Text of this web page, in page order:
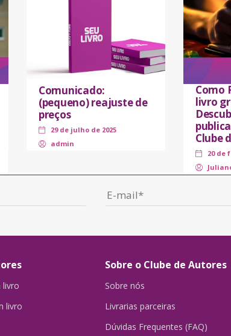
Comunicado:
(pequeno) reajuste de
preços
29 de julho de 2025
admin
Como
livro
Clube
20 de
livro
livro
Sobre o Clube de Autores
Sobre nós
Livrarias parceiras
Dúvidas Frequentes (FAQ)